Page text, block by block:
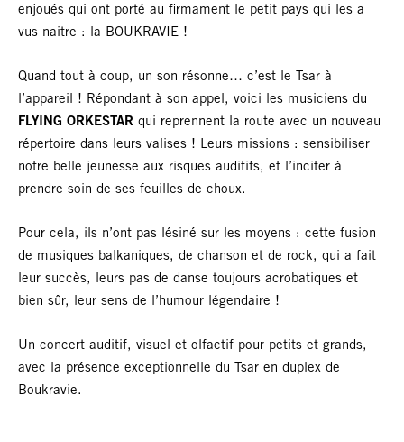
enjoués qui ont porté au firmament le petit pays qui les a
vus naitre : la BOUKRAVIE !
Quand tout à coup, un son résonne… c’est le Tsar à
l’appareil ! Répondant à son appel, voici les musiciens du
FLYING ORKESTAR qui reprennent la route avec un nouveau
répertoire dans leurs valises ! Leurs missions : sensibiliser
notre belle jeunesse aux risques auditifs, et l’inciter à
prendre soin de ses feuilles de choux.
Pour cela, ils n’ont pas lésiné sur les moyens : cette fusion
de musiques balkaniques, de chanson et de rock, qui a fait
leur succès, leurs pas de danse toujours acrobatiques et
bien sûr, leur sens de l’humour légendaire !
Un concert auditif, visuel et olfactif pour petits et grands,
avec la présence exceptionnelle du Tsar en duplex de
Boukravie.